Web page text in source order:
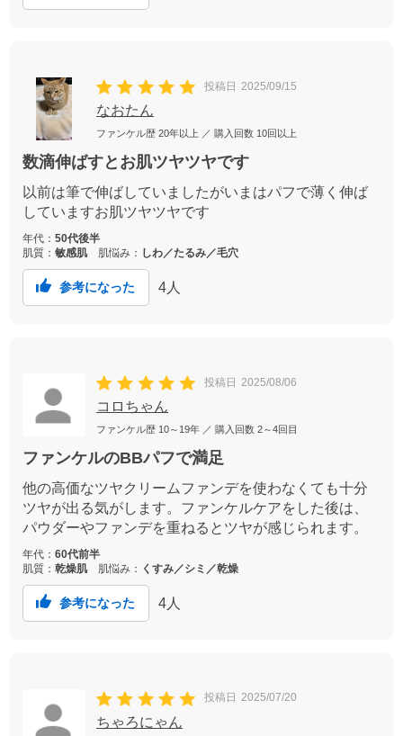
投稿日 2025/09/15
なおたん
ファンケル歴 20年以上 ／ 購入回数 10回以上
数滴伸ばすとお肌ツヤツヤです
以前は筆で伸ばしていましたがいまはパフで薄く伸ば
していますお肌ツヤツヤです
年代： 50代後半
肌質： 敏感肌 肌悩み： しわ／たるみ／毛穴
参考になった 4 人
投稿日 2025/08/06
コロちゃん
ファンケル歴 10～19年 ／ 購入回数 2～4回目
ファンケルのBBパフで満足
他の高価なツヤクリームファンデを使わなくても十分
ツヤが出る気がします。ファンケルケアをした後は、
パウダーやファンデを重ねるとツヤが感じられます。
年代： 60代前半
肌質： 乾燥肌 肌悩み： くすみ／シミ／乾燥
参考になった 4 人
投稿日 2025/07/20
ちゃろにゃん